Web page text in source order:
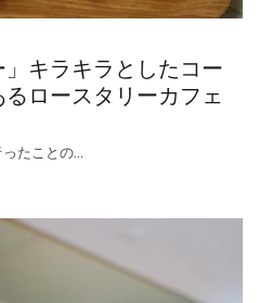
」キラキラとしたコー
ロースタリーカフェ
たことの…